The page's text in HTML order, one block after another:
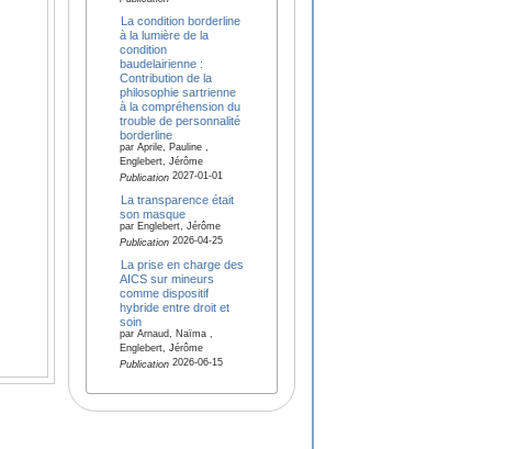
La condition borderline
à la lumière de la
condition
baudelairienne :
Contribution de la
philosophie sartrienne
à la compréhension du
trouble de personnalité
borderline
par Aprile, Pauline ,
Englebert, Jérôme
Publication2027-01-01
La transparence était
son masque
par Englebert, Jérôme
Publication2026-04-25
La prise en charge des
AICS sur mineurs
comme dispositif
hybride entre droit et
soin
par Arnaud, Naïma ,
Englebert, Jérôme
Publication2026-06-15